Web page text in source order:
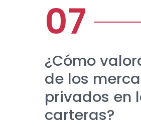
¿Cómo
de los
privados en
carteras?